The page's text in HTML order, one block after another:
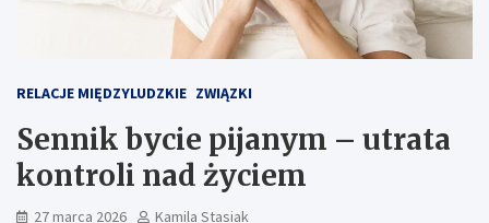
RELACJE MIĘDZYLUDZKIE ZWIĄZKI
Sennik bycie pijanym – utrata
kontroli nad życiem
27 marca 2026 Kamila Stasiak